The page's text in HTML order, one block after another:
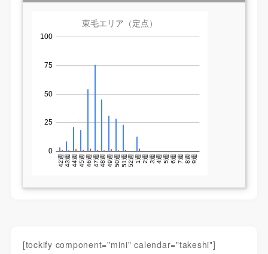
[tockify component="mini" calendar="takeshi"]